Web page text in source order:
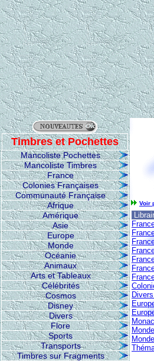
Timbres et Pochettes
Mancoliste Pochettes
Mancoliste Timbres
France
Colonies Françaises
Communauté Française
Afrique
Amérique
Asie
Europe
Monde
Océanie
Animaux
Arts et Tableaux
Célébrités
Cosmos
Disney
Divers
Flore
Sports
Transports
Timbres sur Fragments
Voir